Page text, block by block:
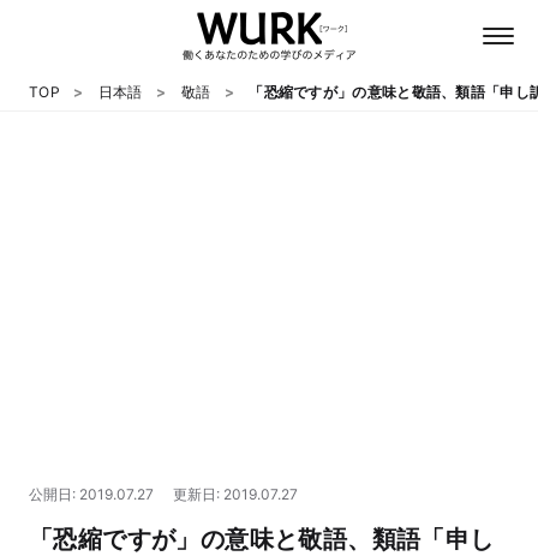
マネー
TOP 日本語 敬語 「恐縮ですが」の意味と敬語、類語「申
公開日: 2019.07.27 更新日: 2019.07.27
「恐縮ですが」の意味と敬語、類語「申し